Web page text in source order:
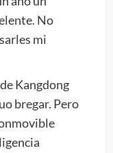
No
mi
Kangdong
bregar. Pero